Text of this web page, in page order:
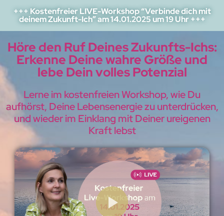
+++ Kostenfreier LIVE-Workshop “Verbinde dich mit
deinem Zukunft-Ich” am 14.01.2025 um 19 Uhr +++
Höre den Ruf Deines Zukunfts-Ichs:
Erkenne Deine wahre Größe und
lebe Dein volles Potenzial
Lerne im kostenfreien Workshop, wie Du
aufhörst, Deine Lebensenergie zu unterdrücken,
und wieder im Einklang mit Deiner ureigenen
Kraft lebst